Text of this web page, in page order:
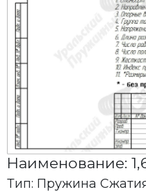
Наименование:
Тип: Пружина